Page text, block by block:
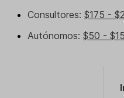
Consultores:$175 -
Autónomos:$50 -